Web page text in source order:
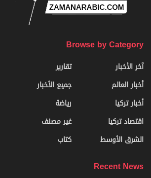
Browse by Category
آخر الأخبار
أخبار العالم
أخبار تركيا
اقتصاد تركيا
الشرق الأوسط
تقارير
جميع الأخبار
رياضة
غير مصنف
كتاب
Recent News